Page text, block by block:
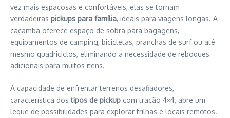
vez mais espaçosas e confortáveis, elas se tornam
verdadeiras pickups para família, ideais para viagens longas. A
caçamba oferece espaço de sobra para bagagens,
equipamentos de camping, bicicletas, pranchas de surf ou até
mesmo quadriciclos, eliminando a necessidade de reboques
adicionais para muitos itens.
A capacidade de enfrentar terrenos desafiadores,
característica dostipos de pickup com tração 4×4, abre um
leque de possibilidades para explorar trilhas e locais remotos.